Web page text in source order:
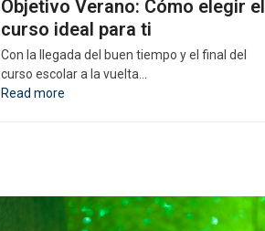
Objetivo Verano: Cómo elegir el
curso ideal para ti
Con la llegada del buen tiempo y el final del
curso escolar a la vuelta…
Read more